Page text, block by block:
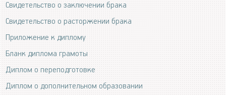
Свидетельство о заключении брака
Свидетельство о расторжении брака
Приложение к диплому
Бланк диплома грамоты
Диплом о переподготовке
Диплом о дополнительном образовании